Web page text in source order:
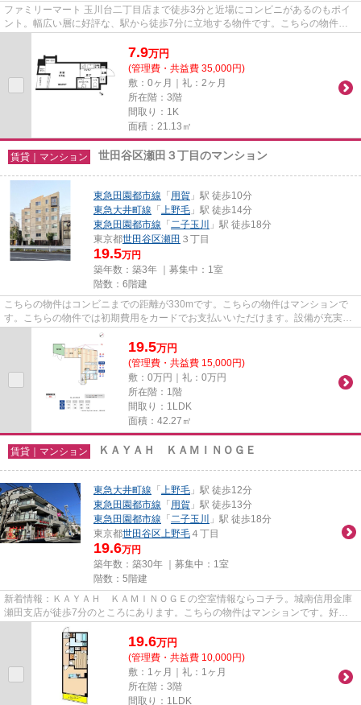
ファミリーマート 玉川台二丁目店まで徒歩3分と近場にコンビニがあるのもポイ
ント。幅広い層に好評な、駅から徒歩7分に立地する物件です。こちらの物件は
マンションです。こちらは初期...
7.9万円
(管理費・共益費 35,000円)
敷：0ヶ月｜礼：2ヶ月
所在階：3階
間取り：1K
面積：21.13㎡
賃貸｜マンション 世田谷区瀬田３丁目のマンション
東急田園都市線 「用賀 」駅 徒歩10分
東急大井町線 「 上野毛 」駅 徒歩14分
東急田園都市線 「二子玉川
」駅 徒歩18分
東京都世田谷区瀬田 ３丁目
19.5万円
築年数：築3年 ｜募集中： 1室
階数：6階建
こちらの物件はコンビニまでの距離が330mです。こちらの物件はマンションで
す。こちらの物件では初期費用をカードでお支払いいただけます。設備が充実し
てうれしい、築浅物件です。世...
19.5万円
(管理費・共益費 15,000円)
敷：0万円｜礼：0万円
所在階：1階
間取り：1LDK
面積：42.27㎡
賃貸｜マンション ＫＡＹＡＨ ＫＡＭＩＮＯＧＥ
東急大井町線 「 上野毛 」駅 徒歩12分
東急田園都市線 「用賀 」駅 徒歩13分
東急田園都市線 「二子玉川
」駅 徒歩18分
東京都世田谷区 上野毛 ４丁目
19.6万円
築年数：築30年 ｜募集中： 1室
階数：5階建
新着情報：ＫＡＹＡＨ ＫＡＭＩＮＯＧＥの空室情報ならコチラ。城南信用金庫
瀬田支店が徒歩7分のところにあります。こちらの物件はマンションです。好評
の駅近物件で、徒歩12分でのア...
19.6万円
(管理費・共益費 10,000円)
敷：1ヶ月｜礼：1ヶ月
所在階：3階
間取り：1LDK